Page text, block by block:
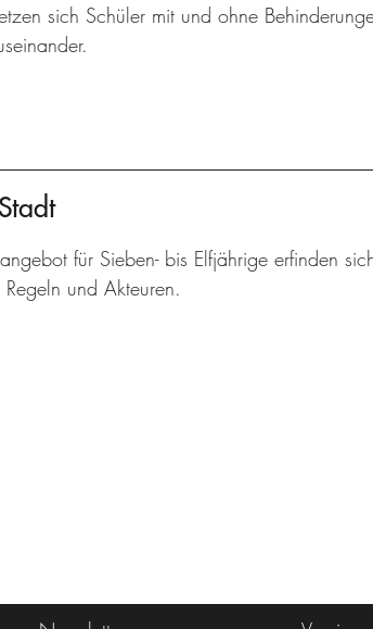
sich Schüler mit und ohne
für Sieben- bis Elfjährige erfinden
und Akteuren.